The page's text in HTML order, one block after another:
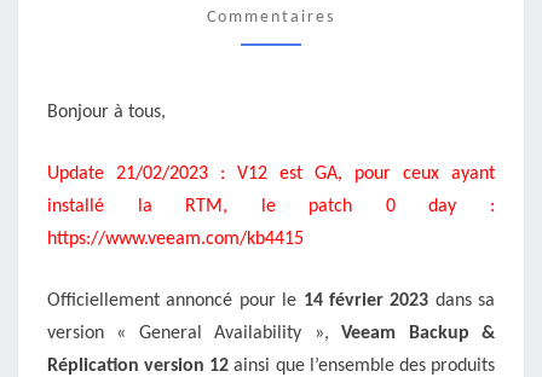
À
Commentaires
Bonjour à tous,
Update 21/02/2023 : V12 est GA, pour ceux ayant
installé la RTM, le patch 0 day :
https://www.veeam.com/kb4415
Officiellement annoncé pour le 14 février 2023 dans sa
version « General Availability »,Veeam Backup &
Réplication version 12 ainsi que l’ensemble des produits